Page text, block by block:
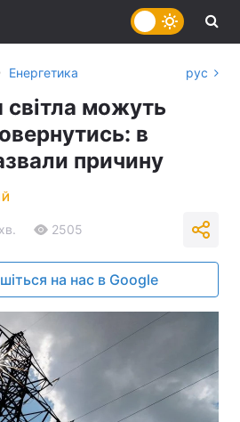
Енергетика рус
світла можуть
в
причину
2505
на нас в Google